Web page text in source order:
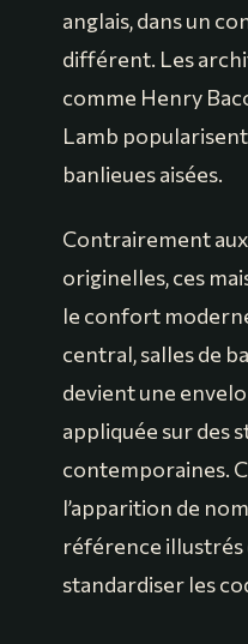
anglais, dans un
différent. Les
comme Henry
Lamb
banlieues aisées.
Contrairement
originelles, ces
le confort
central, salles de
devient une
appliquée sur des
contemporaines.
l’apparition de
référence
standardiser les